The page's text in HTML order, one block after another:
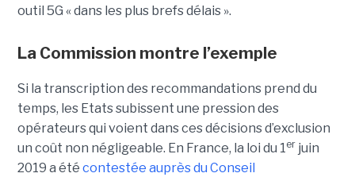
outil 5G « dans les plus brefs délais ».
La Commission montre l’exemple
Si la transcription des recommandations prend du
temps, les Etats subissent une pression des
opérateurs qui voient dans ces décisions d’exclusion
un coût non négligeable. En France, la loi du 1er juin
2019 a été contestée auprès du Conseil